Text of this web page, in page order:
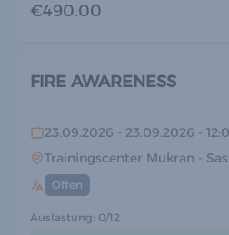
€490.00
FIRE AWARENESS
23.09.2026 - 23.09.2026 -
Trainingscenter Mukran -
Offen
Auslastung: 0/12